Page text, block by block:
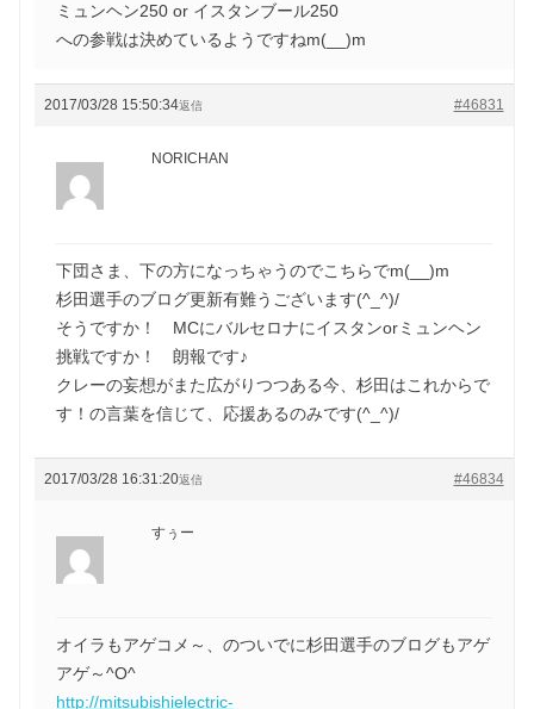
ミュンヘン250 or イスタンブール250
への参戦は決めているようですねm(__)m
2017/03/28 15:50:34 #46831
返信
NORICHAN
下団さま、下の方になっちゃうのでこちらでm(__)m
杉田選手のブログ更新有難うございます(^_^)/
そうですか！ MCにバルセロナにイスタンorミュンヘン
挑戦ですか！ 朗報です♪
クレーの妄想がまた広がりつつある今、杉田はこれからで
す！の言葉を信じて、応援あるのみです(^_^)/
2017/03/28 16:31:20 #46834
返信
すぅー
オイラもアゲコメ～、のついでに杉田選手のブログもアゲ
アゲ～^O^
http://mitsubishielectric-